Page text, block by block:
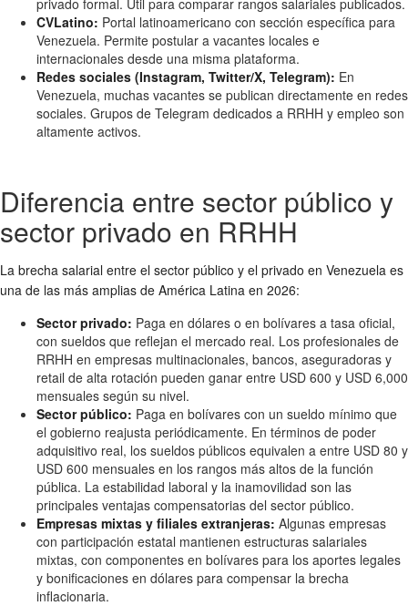
privado formal. Útil para comparar rangos salariales publicados.
CVLatino: Portal latinoamericano con sección específica para
Venezuela. Permite postular a vacantes locales e
internacionales desde una misma plataforma.
Redes sociales (Instagram, Twitter/X, Telegram): En
Venezuela, muchas vacantes se publican directamente en redes
sociales. Grupos de Telegram dedicados a RRHH y empleo son
altamente activos.
Diferencia entre sector público y
sector privado en RRHH
La brecha salarial entre el sector público y el privado en Venezuela es
una de las más amplias de América Latina en 2026:
Sector privado: Paga en dólares o en bolívares a tasa oficial,
con sueldos que reflejan el mercado real. Los profesionales de
RRHH en empresas multinacionales, bancos, aseguradoras y
retail de alta rotación pueden ganar entre USD 600 y USD 6,000
mensuales según su nivel.
Sector público: Paga en bolívares con un sueldo mínimo que
el gobierno reajusta periódicamente. En términos de poder
adquisitivo real, los sueldos públicos equivalen a entre USD 80 y
USD 600 mensuales en los rangos más altos de la función
pública. La estabilidad laboral y la inamovilidad son las
principales ventajas compensatorias del sector público.
Empresas mixtas y filiales extranjeras: Algunas empresas
con participación estatal mantienen estructuras salariales
mixtas, con componentes en bolívares para los aportes legales
y bonificaciones en dólares para compensar la brecha
inflacionaria.